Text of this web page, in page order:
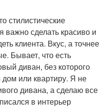
стилистические
важно сделать красиво и
клиента. Вкус, а точнее
Бывает, что есть
диван, без которого
дом или квартиру. Я не
дивана, а сделаю все
в интерьер